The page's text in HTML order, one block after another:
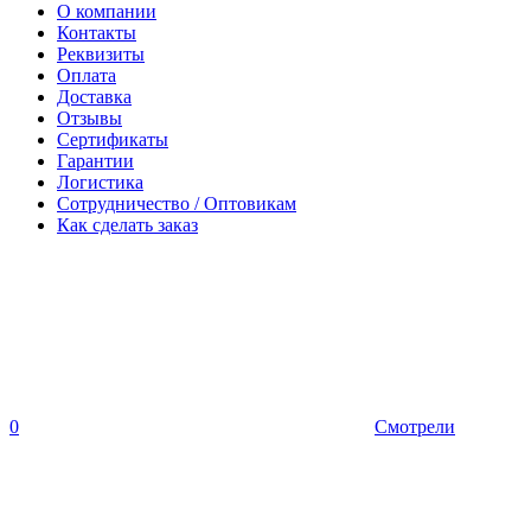
О компании
Контакты
Реквизиты
Оплата
Доставка
Отзывы
Сертификаты
Гарантии
Логистика
Сотрудничество / Оптовикам
Как сделать заказ
0 Смотрели